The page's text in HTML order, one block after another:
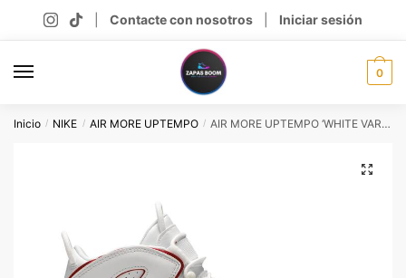
Contacte con nosotros Iniciar sesión
0
Inicio / NIKE / AIR MORE UPTEMPO / AIR MORE UPTEMPO ‘WHITE VARSITY RED’
🔍